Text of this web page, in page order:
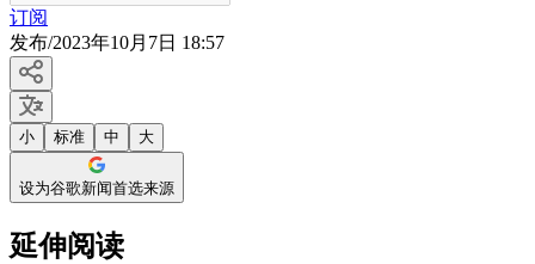
订阅
发布/2023年10月7日 18:57
小 标准 中 大
设为谷歌新闻首选来源
延伸阅读